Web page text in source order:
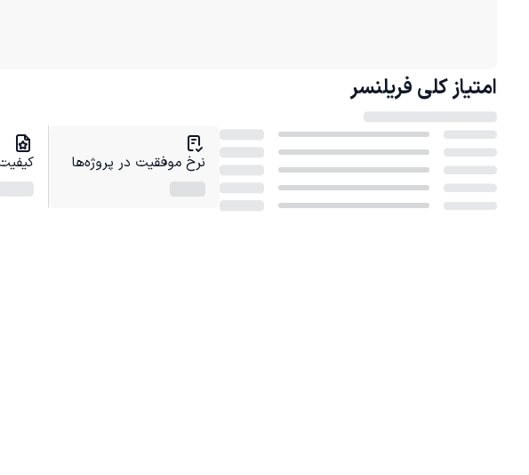
امتیاز کلی فریلنسر
نرخ موفقیت در پروژه‌ها